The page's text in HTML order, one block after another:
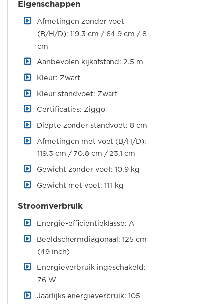
Eigenschappen
Afmetingen zonder voet
(B/H/D): 119.3 cm / 64.9 cm / 8
cm
Aanbevolen kijkafstand: 2.5 m
Kleur: Zwart
Kleur standvoet: Zwart
Certificaties: Ziggo
Diepte zonder standvoet: 8 cm
Afmetingen met voet (B/H/D):
119.3 cm / 70.8 cm / 23.1 cm
Gewicht zonder voet: 10.9 kg
Gewicht met voet: 11.1 kg
Stroomverbruik
Energie-efficiëntieklasse: A
Beeldschermdiagonaal: 125 cm
(49 inch)
Energieverbruik ingeschakeld:
76 W
Jaarlijks energieverbruik: 105